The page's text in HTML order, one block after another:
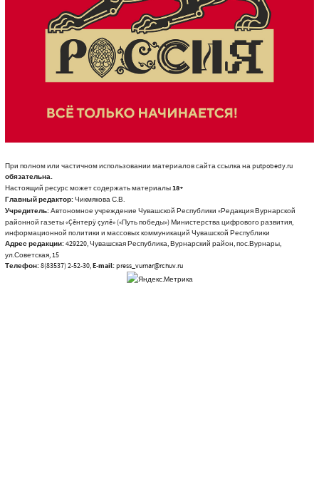
При полном или частичном использовании материалов сайта ссылка на putpobedy.ru
обязательна.
Настоящий ресурс может содержать материалы18+
Главный редактор:Чикмякова С.В.
Учредитель:Автономное учреждение Чувашской Республики «Редакция Вурнарской
районной газеты «Çĕнтерÿ çулĕ» («Путь победы») Министерства цифрового развития,
информационной политики и массовых коммуникаций Чувашской Республики
Адрес редакции:429220, Чувашская Республика, Вурнарский район, пос.Вурнары,
ул.Советская, 15
Телефон:8(83537) 2-52-30,E-mail:press_vurnar@rchuv.ru